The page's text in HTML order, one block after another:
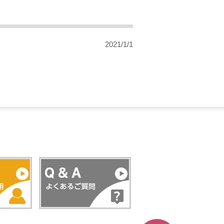
2021/1/1